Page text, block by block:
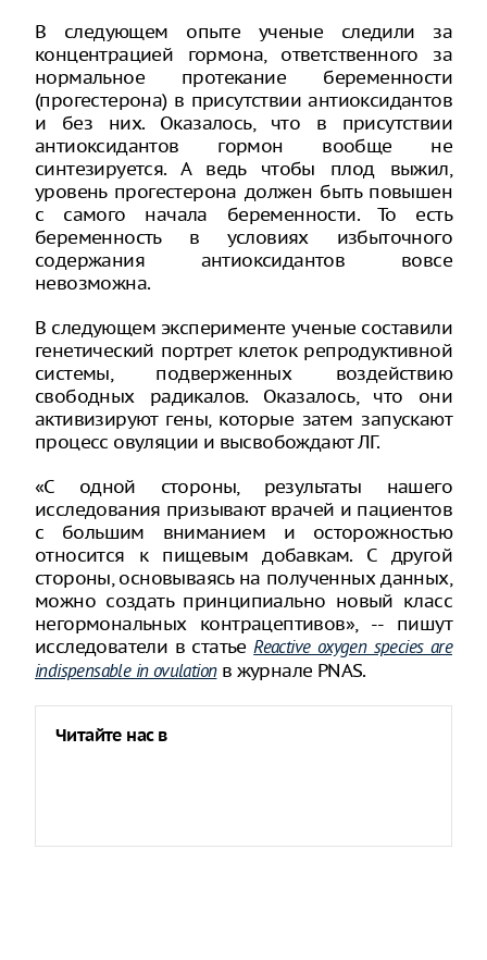
В следующем опыте ученые следили за
концентрацией гормона, ответственного за
нормальное протекание беременности
(прогестерона) в присутствии антиоксидантов
и без них. Оказалось, что в присутствии
антиоксидантов гормон вообще не
синтезируется. А ведь чтобы плод выжил,
уровень прогестерона должен быть повышен
с самого начала беременности. То есть
беременность в условиях избыточного
содержания антиоксидантов вовсе
невозможна.
В следующем эксперименте ученые составили
генетический портрет клеток репродуктивной
системы, подверженных воздействию
свободных радикалов. Оказалось, что они
активизируют гены, которые затем запускают
процесс овуляции и высвобождают ЛГ.
«С одной стороны, результаты нашего
исследования призывают врачей и пациентов
с большим вниманием и осторожностью
относится к пищевым добавкам. С другой
стороны, основываясь на полученных данных,
можно создать принципиально новый класс
негормональных контрацептивов», -- пишут
исследователи в статьеReactive oxygen species are
indispensable in ovulationв журнале PNAS.
Читайте нас в